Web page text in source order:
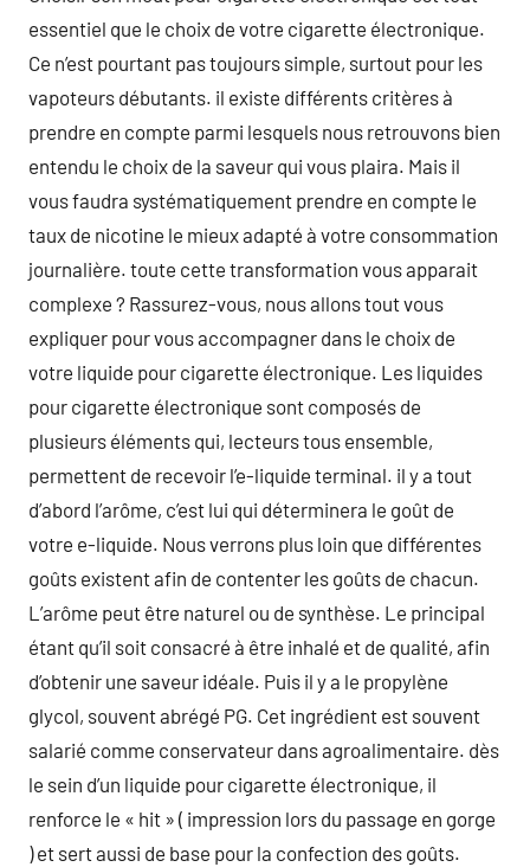
essentiel que le choix de votre cigarette électronique.
Ce n’est pourtant pas toujours simple, surtout pour les
vapoteurs débutants. il existe différents critères à
prendre en compte parmi lesquels nous retrouvons bien
entendu le choix de la saveur qui vous plaira. Mais il
vous faudra systématiquement prendre en compte le
taux de nicotine le mieux adapté à votre consommation
journalière. toute cette transformation vous apparait
complexe ? Rassurez-vous, nous allons tout vous
expliquer pour vous accompagner dans le choix de
votre liquide pour cigarette électronique. Les liquides
pour cigarette électronique sont composés de
plusieurs éléments qui, lecteurs tous ensemble,
permettent de recevoir l’e-liquide terminal. il y a tout
d’abord l’arôme, c’est lui qui déterminera le goût de
votre e-liquide. Nous verrons plus loin que différentes
goûts existent afin de contenter les goûts de chacun.
L’arôme peut être naturel ou de synthèse. Le principal
étant qu’il soit consacré à être inhalé et de qualité, afin
d’obtenir une saveur idéale. Puis il y a le propylène
glycol, souvent abrégé PG. Cet ingrédient est souvent
salarié comme conservateur dans agroalimentaire. dès
le sein d’un liquide pour cigarette électronique, il
renforce le « hit » ( impression lors du passage en gorge
) et sert aussi de base pour la confection des goûts.